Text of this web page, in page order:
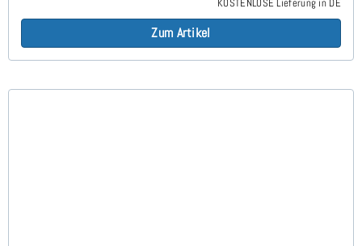
KOSTENLOSE Lieferung in DE
Zum Artikel